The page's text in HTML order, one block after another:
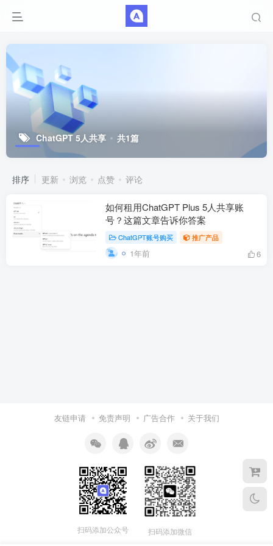
ChatGPT 5人共享 共1篇
排序 更新 浏览 点赞 评论
如何租用ChatGPT Plus 5人共享账
号？这篇文章告诉你答案
ChatGPT账号购买 推广产品
1年前 6
友链申请 免责声明 广告合作 关于我们
扫码添加公众号 扫码添加微信